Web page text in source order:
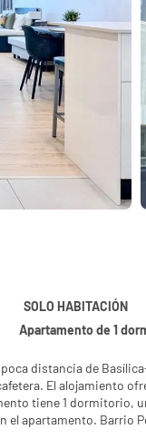
SOLO HABITACIÓN
Apartamento de 1
distancia de
El alojamiento
y Terrasse Dufferin está a 2 km.